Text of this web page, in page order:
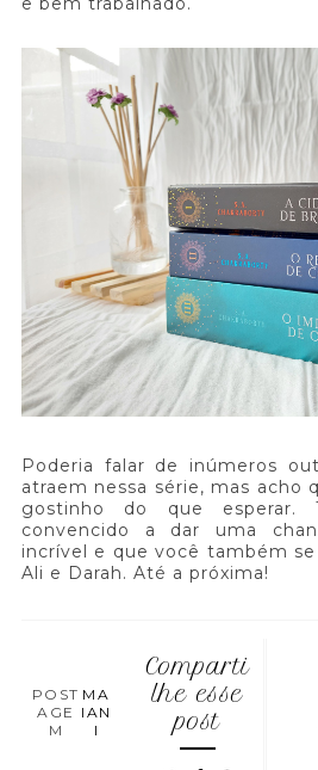
Poderia falar de inúmeros
atraem nessa série, mas acho
gostinho do que
convencido a dar uma
incrível e que você também
Ali e Darah. Até a próxima!
POST
AGE
M
MA
IAN
I
Comparti
lhe esse
post